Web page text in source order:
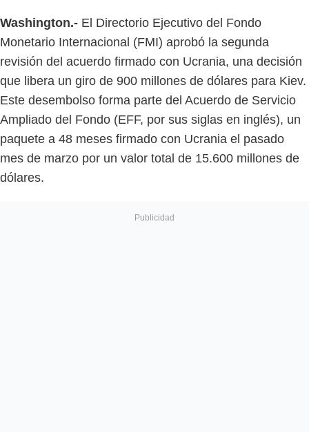
Washington.- El Directorio Ejecutivo del Fondo
Monetario Internacional (FMI) aprobó la segunda
revisión del acuerdo firmado con Ucrania, una decisión
que libera un giro de 900 millones de dólares para Kiev.
Este desembolso forma parte del Acuerdo de Servicio
Ampliado del Fondo (EFF, por sus siglas en inglés), un
paquete a 48 meses firmado con Ucrania el pasado
mes de marzo por un valor total de 15.600 millones de
dólares.